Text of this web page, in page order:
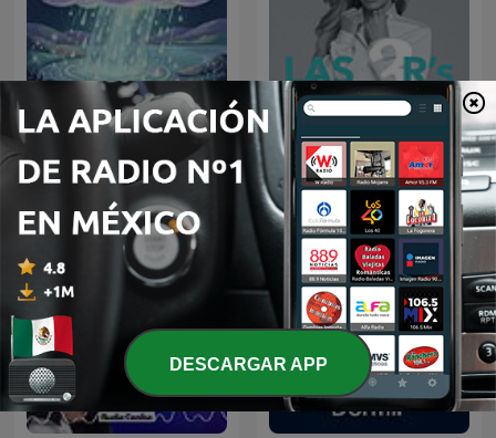
Sonido de Lluvia, Lluvia
Relajante, Lluvia Suave,
Lluvia Nocturna,
Descanso Con Lluvia
Las 3 R's
DESCARGAR APP